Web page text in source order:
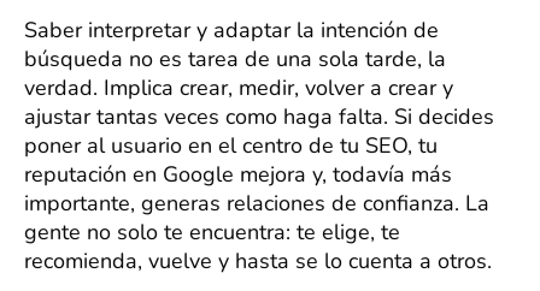
Saber interpretar y adaptar la intención de
búsqueda no es tarea de una sola tarde, la
verdad. Implica crear, medir, volver a crear y
ajustar tantas veces como haga falta. Si decides
poner al usuario en el centro de tu SEO, tu
reputación en Google mejora y, todavía más
importante, generas relaciones de confianza. La
gente no solo te encuentra: te elige, te
recomienda, vuelve y hasta se lo cuenta a otros.